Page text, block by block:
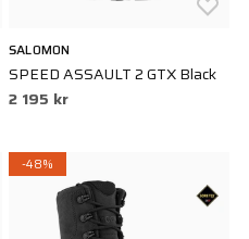
SALOMON
SPEED ASSAULT 2 GTX Black
2 195 kr
-48%